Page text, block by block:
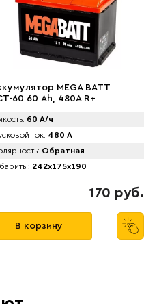
MEGA BATT
60 60 Ah, 480A R+
60 А/ч
ток: 480 А
Обратная
242x175x190
170 руб.
В корзину